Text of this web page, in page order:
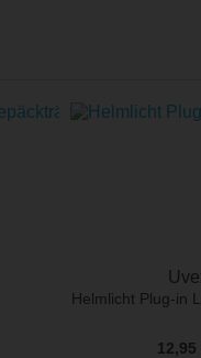
Helmlicht Plug-in
12,95